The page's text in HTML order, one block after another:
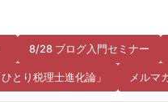
8/28 ブログ入門セミナー
とり税理士進化論」 メルマ